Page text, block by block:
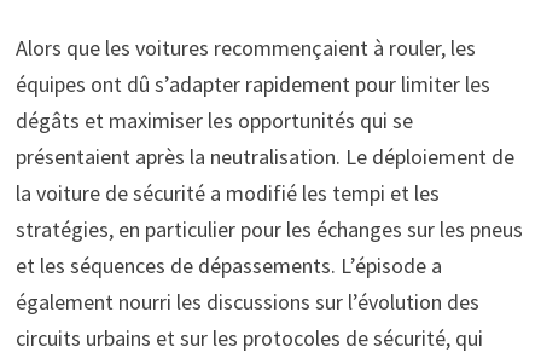
Alors que les voitures recommençaient à rouler, les
équipes ont dû s’adapter rapidement pour limiter les
dégâts et maximiser les opportunités qui se
présentaient après la neutralisation. Le déploiement de
la voiture de sécurité a modifié les tempi et les
stratégies, en particulier pour les échanges sur les pneus
et les séquences de dépassements. L’épisode a
également nourri les discussions sur l’évolution des
circuits urbains et sur les protocoles de sécurité, qui